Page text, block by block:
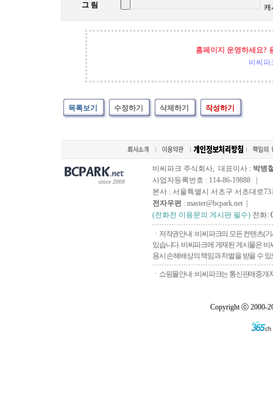
그 림 캐
홈페이지 운영하세요?
비씨파
목록보기 수정하기 삭제하기 작성하기
since 2000
비씨파크 주식회사, 대표이사 : 박병
사업자등록번호 : 114-86-19888 |
본사 : 서울특별시 서초구 서초대로73
전자우편 : master@bcpark.net |
(전화전 이용문의 게시판 필수) 전화:
ㆍ저작권안내 : 비씨파크의 모든 컨텐츠(
있습니다. 비씨파크에 게재된 게시물은
용시 손해배상의 책임과 처벌을 받을 수
ㆍ쇼핑몰안내 : 비씨파크는 통신판매중개
Copyright ⓒ 2000-